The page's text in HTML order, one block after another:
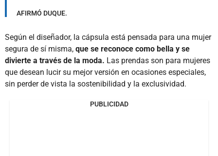
AFIRMÓ DUQUE.
Según el diseñador, la cápsula está pensada para una mujer
segura de sí misma, que se reconoce como bella y se
divierte a través de la moda. Las prendas son para mujeres
que desean lucir su mejor versión en ocasiones especiales,
sin perder de vista la sostenibilidad y la exclusividad.
PUBLICIDAD